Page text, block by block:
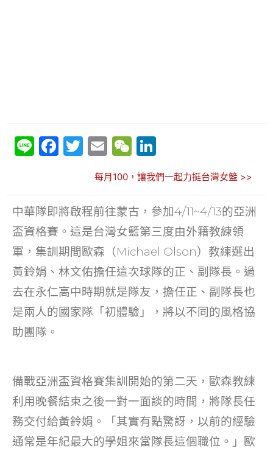
Li F
e
b
o
o
k
T
itt
er
E
ai
l
W
C
h
at
k
e
dI
n
每月100，讓我們一起力挺台灣女籃 >>
中華隊即將啟程前往蒙古，參加4/11~4/13的亞洲
盃資格賽。這是台灣女籃第三度由外籍教練領
軍，集訓期間歐森（Michael Olson）教練選出
黃鈴娟、林文佑擔任這次球隊的正、副隊長。過
去在永仁高中時期就是隊友，擔任正、副隊長也
是兩人的國家隊「初體驗」，將以不同的風格協
助團隊。
備戰亞洲盃資格賽集訓開始的第二天，歐森教練
利用晚餐結束之後一對一面談的時間，將隊長任
務交付給黃鈴娟。「其實有點驚訝，以前的經驗
通常是年紀最大的學姐來當隊長這個職位。」歐